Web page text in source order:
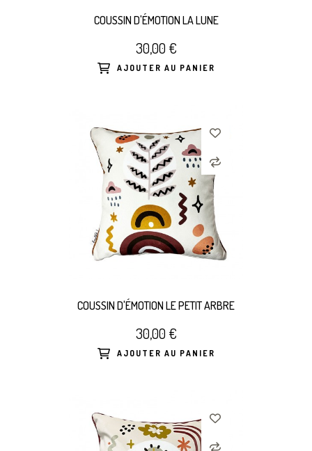
COUSSIN D'ÉMOTION LA LUNE
30,00 €
AJOUTER AU PANIER
COUSSIN D'ÉMOTION LE PETIT ARBRE
30,00 €
AJOUTER AU PANIER